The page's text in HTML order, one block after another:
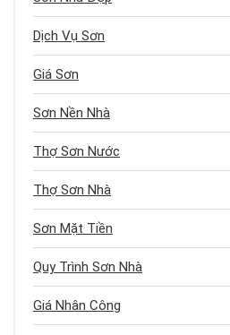
Dịch Vụ Sơn
Giá Sơn
Sơn Nền Nhà
Thợ Sơn Nước
Thợ Sơn Nhà
Sơn Mặt Tiền
Quy Trình Sơn Nhà
Giá Nhân Công